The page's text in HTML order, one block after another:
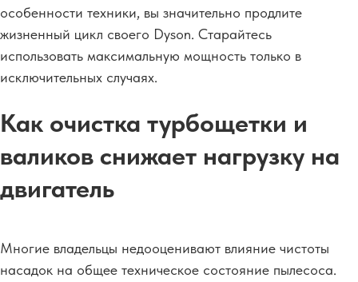
особенности техники, вы значительно продлите
жизненный цикл своего Dyson. Старайтесь
использовать максимальную мощность только в
исключительных случаях.
Как очистка турбощетки и
валиков снижает нагрузку на
двигатель
Многие владельцы недооценивают влияние чистоты
насадок на общее техническое состояние пылесоса.